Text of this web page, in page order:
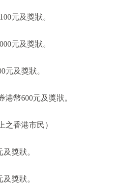
元及獎狀。
元及獎狀。
元及獎狀。
幣600元及獎狀。
之香港市民）
獎狀。
獎狀。